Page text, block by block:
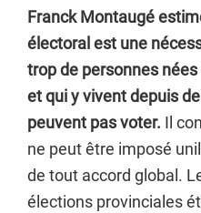
Franck Montaugé
électoral est une
trop de personnes
et qui y vivent depuis
peuvent pas voter. Il
ne peut être imposé
de tout accord global.
élections provinciales